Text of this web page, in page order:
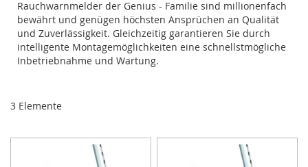
Rauchwarnmelder der Genius - Familie sind millionenfach
bewährt und genügen höchsten Ansprüchen an Qualität
und Zuverlässigkeit. Gleichzeitig garantieren Sie durch
intelligente Montagemöglichkeiten eine schnellstmögliche
Inbetriebnahme und Wartung.
3 Elemente